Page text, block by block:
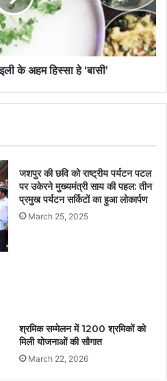
के अहम हिस्सा हे ‘बासी’
जशपुर की छवि को राष्ट्रीय पर्यटन पटल
पर उकेरने मुख्यमंत्री साय की पहल: तीन
प्रमुख पर्यटन सर्किटों का हुआ लोकार्पण
March 25, 2025
श्रमिक सम्मेलन में 1200 श्रमिकों को
मिली योजनाओं की सौगात
March 22, 2026